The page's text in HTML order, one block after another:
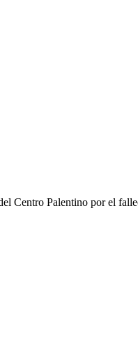
Centro Palentino por el